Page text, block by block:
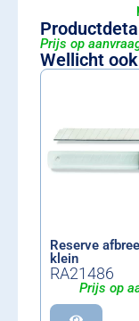
Prijs op
Wellicht
Reserve
klein
RA21486
Prijs op